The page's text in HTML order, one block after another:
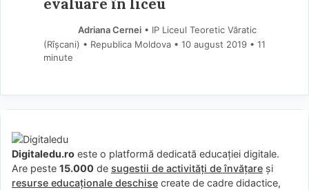
evaluare în liceu
Adriana Cernei• IP Liceul Teoretic Văratic
(Rîșcani) • Republica Moldova
10 august 2019 • 11
minute
Digitaledu.ro este o platformă dedicată educației digitale.
Are peste 15.000 de sugestii de activități de învățare și
resurse educaționale deschise create de cadre didactice,